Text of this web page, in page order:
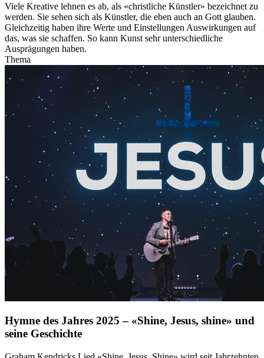
Viele Kreative lehnen es ab, als «christliche Künstler» bezeichnet zu
werden. Sie sehen sich als Künstler, die eben auch an Gott glauben.
Gleichzeitig haben ihre Werte und Einstellungen Auswirkungen auf
das, was sie schaffen. So kann Kunst sehr unterschiedliche
Ausprägungen haben.
Thema
Hymne des Jahres 2025 – «Shine, Jesus, shine» und
seine Geschichte